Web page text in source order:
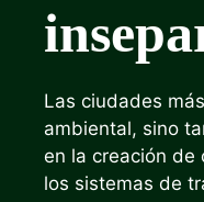
Las ciudades
ambiental, sino
en la creación de
los sistemas de